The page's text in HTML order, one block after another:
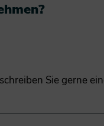
Sie gerne